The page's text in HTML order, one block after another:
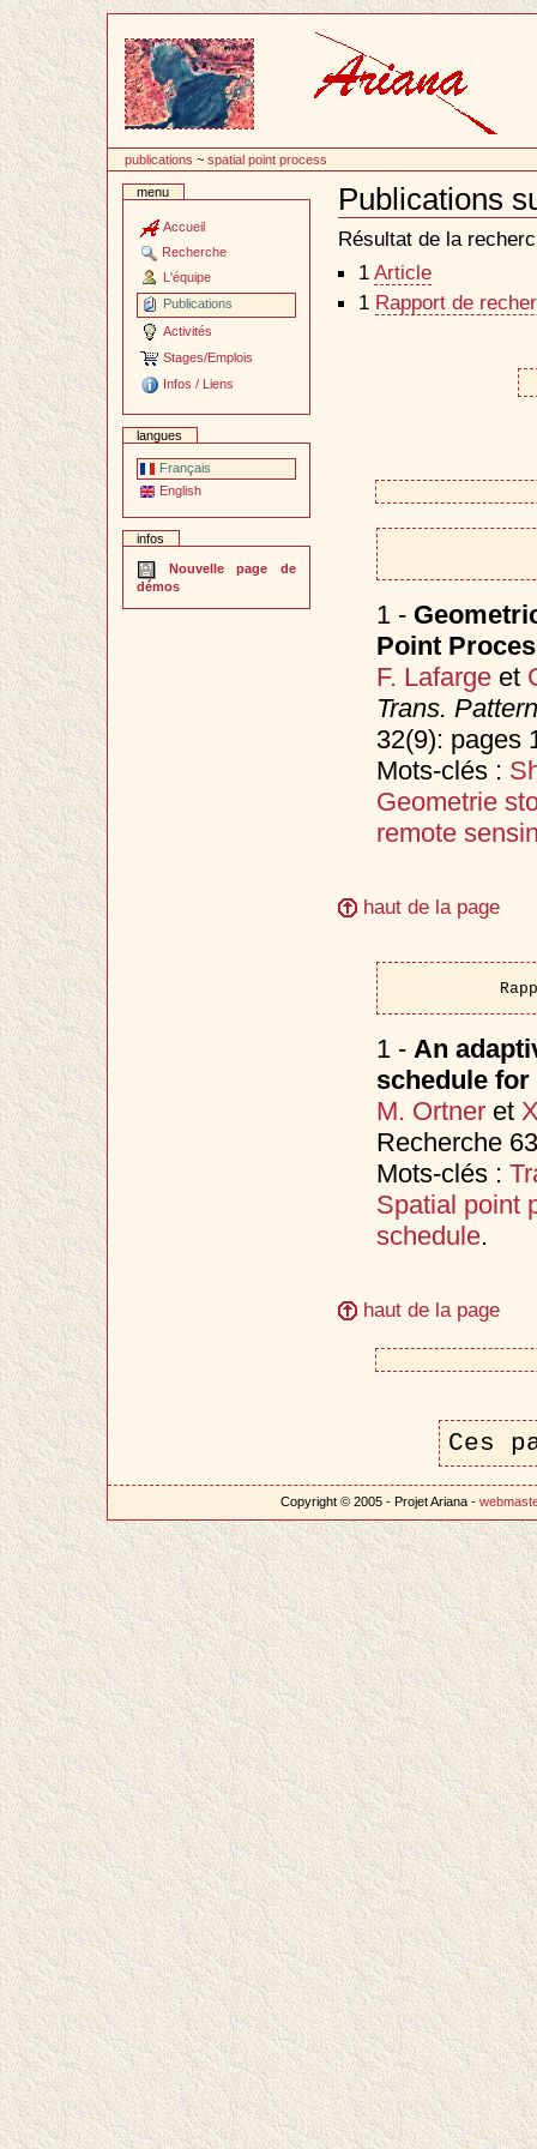
contenu
publications ~spatial point process
menu
Accueil
Recherche
L'équipe
Publications
Activités
Stages/Emplois
Infos / Liens
langues
Français
English
infos
Nouvelle page de
démos
Publications
Document
Actions
Résultat de la
1 Article
1 Rapport de
1 -
Point
F. Lafargeet
Trans.
32(9): pages
Mots-clés :
Geometrie
remote
haut de la page
1 - An
schedule
M. Ortneret
Recherche
Mots-clés :
Spatial point
schedule.
haut de la page
Ces
Copyright © 2005 - Projet Ariana -